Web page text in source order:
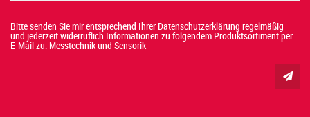
Bitte senden Sie mir entsprechend Ihrer Datenschutzerklärung regelmäßig
und jederzeit widerruflich Informationen zu folgendem Produktsortiment per
E-Mail zu: Messtechnik und Sensorik